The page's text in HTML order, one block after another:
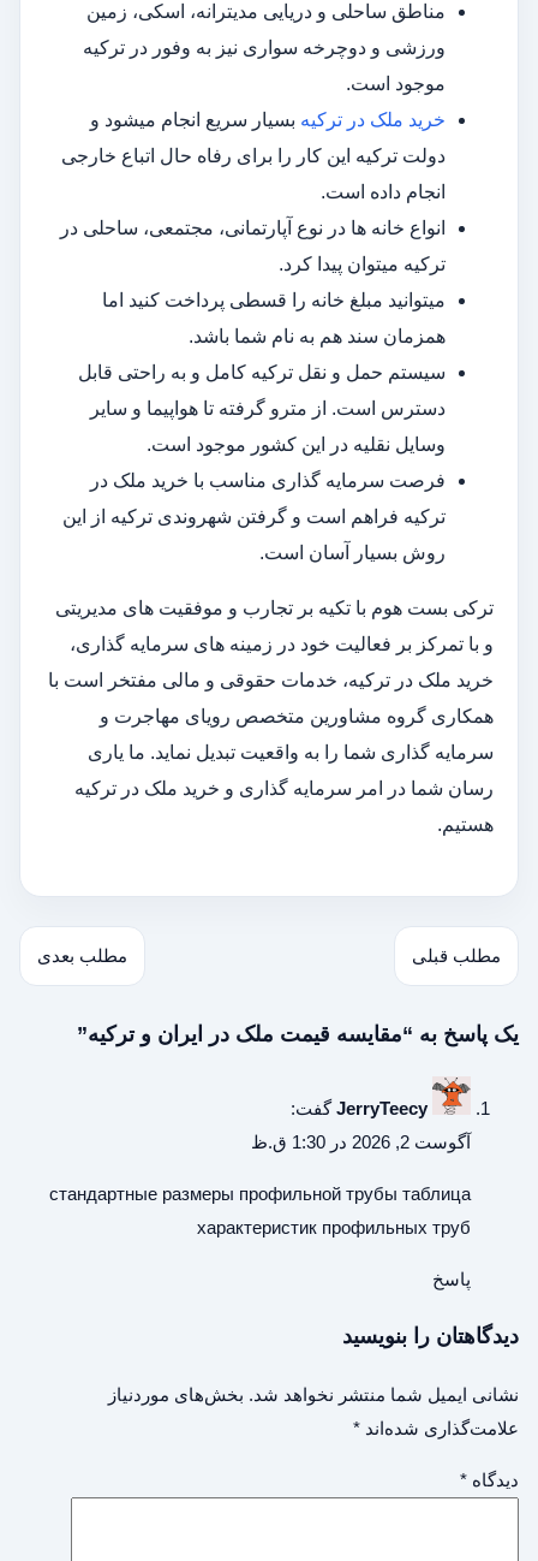
مناطق ساحلی و دریایی مدیترانه، اسکی، زمین
ورزشی و دوچرخه سواری نیز به وفور در ترکیه
موجود است.
خرید ملک در ترکیه بسیار سریع انجام میشود و
دولت ترکیه این کار را برای رفاه حال اتباع خارجی
انجام داده است.
انواع خانه ها در نوع آپارتمانی، مجتمعی، ساحلی در
ترکیه میتوان پیدا کرد.
میتوانید مبلغ خانه را قسطی پرداخت کنید اما
همزمان سند هم به نام شما باشد.
سیستم حمل و نقل ترکیه کامل و به راحتی قابل
دسترس است. از مترو گرفته تا هواپیما و سایر
وسایل نقلیه در این کشور موجود است.
فرصت سرمایه گذاری مناسب با خرید ملک در
ترکیه فراهم است و گرفتن شهروندی ترکیه از این
روش بسیار آسان است.
ترکی بست هوم با تكيه بر تجارب و موفقيت هاى مدیریتی
و با تمرکز بر فعالیت خود در زمینه های سرمایه گذاری،
خرید ملک در ترکیه، خدمات حقوقی و مالی مفتخر است با
همكارى گروه مشاورين متخصص روياى مهاجرت و
سرمايه گذارى شما را به واقعيت تبديل نماید. ما یاری
رسان شما در امر سرمایه گذاری و خرید ملک در ترکیه
هستیم.
مطلب قبلی مطلب بعدی
یک پاسخ به “مقایسه قیمت ملک در ایران و ترکیه”
JerryTeecy گفت:
آگوست 2, 2026 در 1:30 ق.ظ
стандартные размеры профильной трубы таблица
характеристик профильных труб
پاسخ
دیدگاهتان را بنویسید
نشانی ایمیل شما منتشر نخواهد شد. بخش‌های موردنیاز
علامت‌گذاری شده‌اند *
دیدگاه *